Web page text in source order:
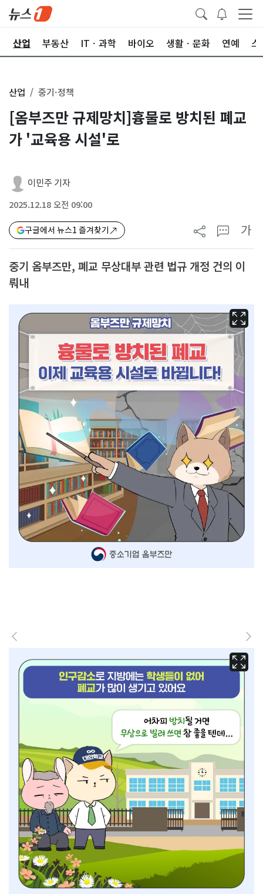
산업 부동산 ITㆍ과학 바이오 생활ㆍ문화 연예 스
산업 중기·정책
[옴부즈만 규제망치]흉물로 방치된 폐교
가 '교육용 시설'로
이민주 기자
2025.12.18 오전 09:00
구글에서 뉴스1 즐겨찾기 가
중기 옴부즈만, 폐교 무상대부 관련 법규 개정 건의 이
뤄내